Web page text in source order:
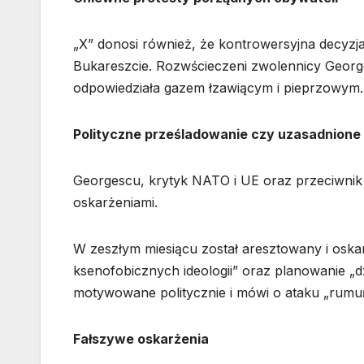
„X” donosi również, że kontrowersyjna
Bukareszcie. Rozwścieczeni zwolennicy
odpowiedziała gazem łzawiącym i pieprzowym.
Polityczne prześladowanie czy
Georgescu, krytyk NATO i UE oraz
oskarżeniami.
W zeszłym miesiącu został aresztowany i
ksenofobicznych ideologii” oraz planowanie
motywowane politycznie i mówi o ataku
Fałszywe oskarżenia